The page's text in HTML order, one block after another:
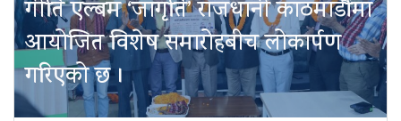
गीति एल्बम ‘जागृति’ राजधानी काठमाडौंमा
आयोजित विशेष समारोहबीच लोकार्पण
गरिएको छ ।